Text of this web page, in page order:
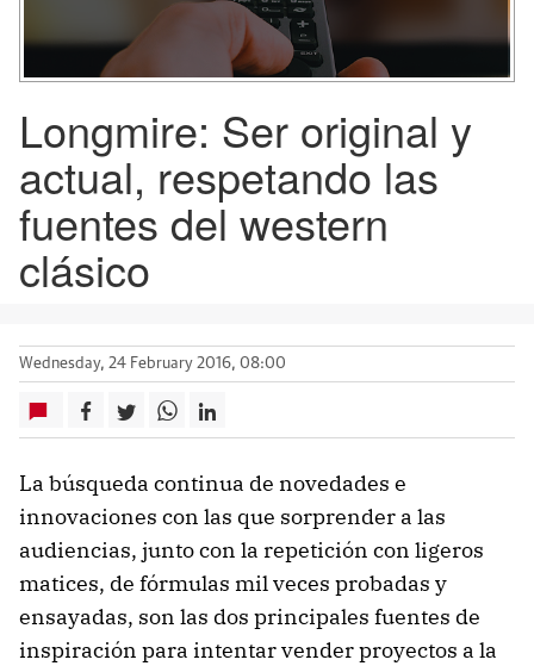
Longmire: Ser original y
actual, respetando las
fuentes del western
clásico
Wednesday, 24 February 2016, 08:00
La búsqueda continua de novedades e
innovaciones con las que sorprender a las
audiencias, junto con la repetición con ligeros
matices, de fórmulas mil veces probadas y
ensayadas, son las dos principales fuentes de
inspiración para intentar vender proyectos a la